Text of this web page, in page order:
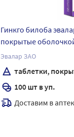
Гинкго билоба
покрытые
Эвалар ЗАО
таблетки,
100 шт в уп.
Доставим в